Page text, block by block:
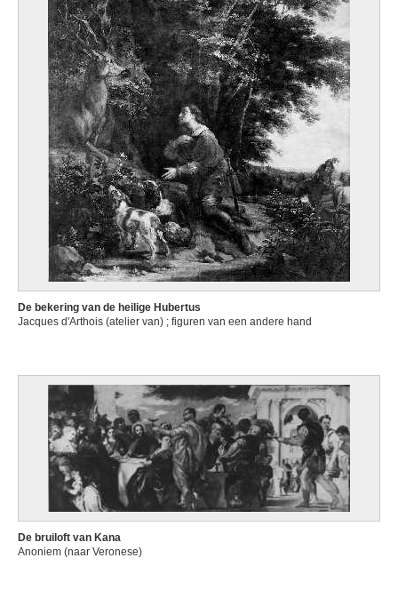
De bekering van de heilige Hubertus
Jacques d'Arthois (atelier van) ; figuren van een andere hand
De bruiloft van Kana
Anoniem (naar Veronese)